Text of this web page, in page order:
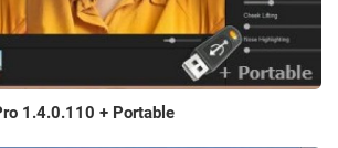
1.4.0.110 + Portable